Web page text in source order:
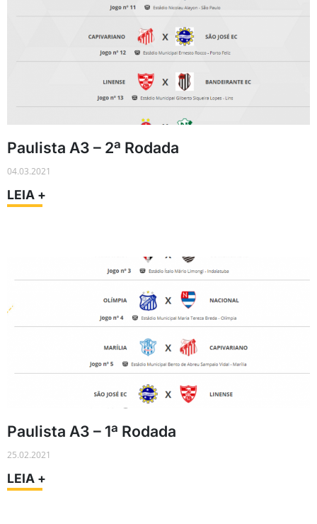
Paulista A3 – 2ª Rodada
04.03.2021
LEIA +
Paulista A3 – 1ª Rodada
25.02.2021
LEIA +